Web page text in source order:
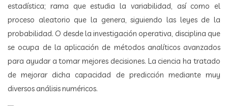
estadística; rama que estudia la variabilidad, así como el
proceso aleatorio que la genera, siguiendo las leyes de la
probabilidad. O desde la investigación operativa, disciplina que
se ocupa de la aplicación de métodos analíticos avanzados
para ayudar a tomar mejores decisiones. La ciencia ha tratado
de mejorar dicha capacidad de predicción mediante muy
diversos análisis numéricos.